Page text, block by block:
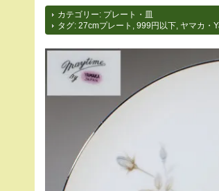
カテゴリー: プレート・皿
タグ: 27cmプレート 999円以下 ヤマカ・